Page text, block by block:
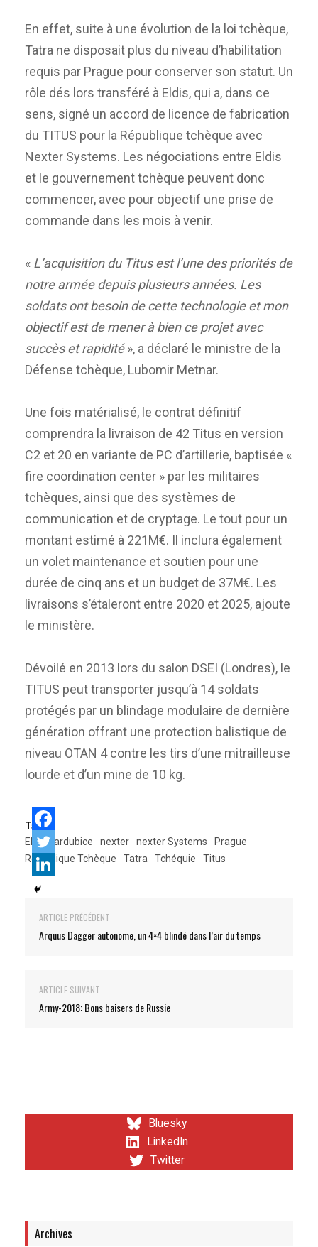
En effet, suite à une évolution de la loi tchèque,
Tatra ne disposait plus du niveau d’habilitation
requis par Prague pour conserver son statut. Un
rôle dés lors transféré à Eldis, qui a, dans ce
sens, signé un accord de licence de fabrication
du TITUS pour la République tchèque avec
Nexter Systems. Les négociations entre Eldis
et le gouvernement tchèque peuvent donc
commencer, avec pour objectif une prise de
commande dans les mois à venir.
« L’acquisition du Titus est l’une des priorités de
notre armée depuis plusieurs années. Les
soldats ont besoin de cette technologie et mon
objectif est de mener à bien ce projet avec
succès et rapidité», a déclaré le ministre de la
Défense tchèque, Lubomir Metnar.
Une fois matérialisé, le contrat définitif
comprendra la livraison de 42 Titus en version
C2 et 20 en variante de PC d’artillerie, baptisée «
fire coordination center » par les militaires
tchèques, ainsi que des systèmes de
communication et de cryptage. Le tout pour un
montant estimé à 221M€. Il inclura également
un volet maintenance et soutien pour une
durée de cinq ans et un budget de 37M€. Les
livraisons s’étaleront entre 2020 et 2025, ajoute
le ministère.
Dévoilé en 2013 lors du salon DSEI (Londres), le
TITUS peut transporter jusqu’à 14 soldats
protégés par un blindage modulaire de dernière
génération offrant une protection balistique de
niveau OTAN 4 contre les tirs d’une mitrailleuse
lourde et d’un mine de 10 kg.
Tags:
Eldis Pardubice
nexter nexter Systems
Prague
République Tchèque
Tatra Tchéquie Titus
ARTICLE PRÉCÉDENT
Arquus Dagger autonome, un 4×4 blindé dans l’air du temps
ARTICLE SUIVANT
Army-2018: Bons baisers de Russie
Bluesky
LinkedIn
Twitter
Archives